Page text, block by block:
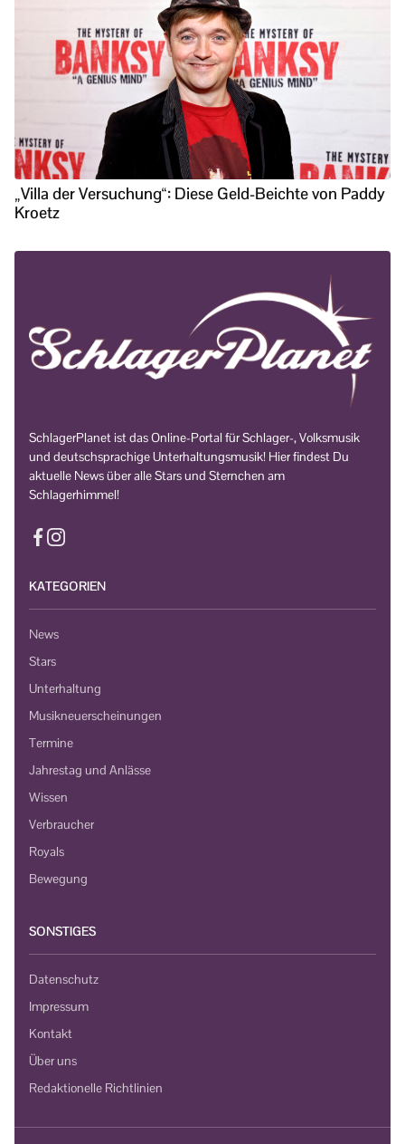
„Villa der Versuchung“: Diese Geld-Beichte von Paddy
Kroetz
SchlagerPlanet ist das Online-Portal für Schlager-, Volksmusik
und deutschsprachige Unterhaltungsmusik! Hier findest Du
aktuelle News über alle Stars und Sternchen am
Schlagerhimmel!
KATEGORIEN
News
Stars
Unterhaltung
Musikneuerscheinungen
Termine
Jahrestag und Anlässe
Wissen
Verbraucher
Royals
Bewegung
SONSTIGES
Datenschutz
Impressum
Kontakt
Über uns
Redaktionelle Richtlinien